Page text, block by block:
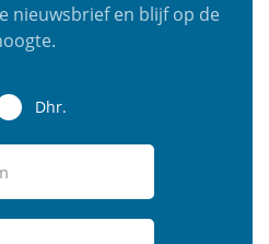
nieuwsbrief en blijf op de
Dhr.